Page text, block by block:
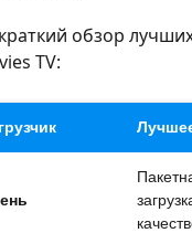
обзор
TV: